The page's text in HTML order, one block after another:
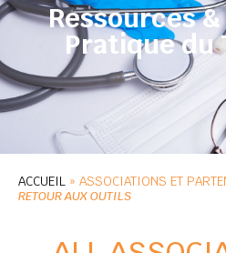
Ressources &
Pratique
ACCUEIL » ASSOCIATIONS ET
RETOUR AUX OUTILS